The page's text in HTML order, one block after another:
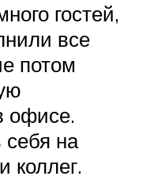
гостей,
все
потом
офисе.
на
коллег.